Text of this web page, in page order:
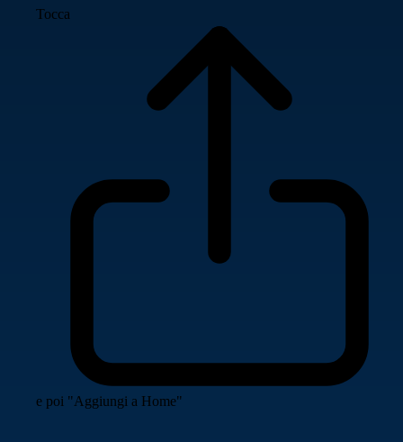
Tocca
e poi "Aggiungi a Home"